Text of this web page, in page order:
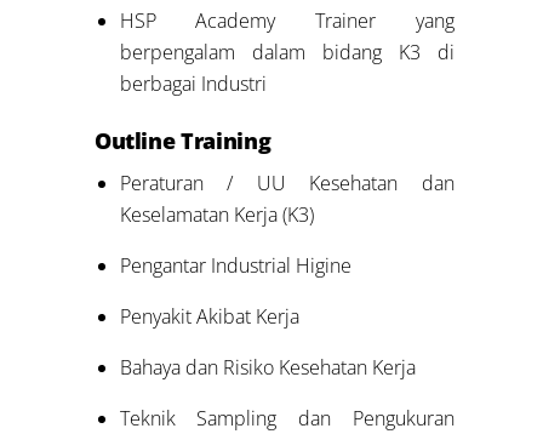
HSP Academy Trainer yang
berpengalam dalam bidang K3 di
berbagai Industri
Outline Training
Peraturan / UU Kesehatan dan
Keselamatan Kerja (K3)
Pengantar Industrial Higine
Penyakit Akibat Kerja
Bahaya dan Risiko Kesehatan Kerja
Teknik Sampling dan Pengukuran